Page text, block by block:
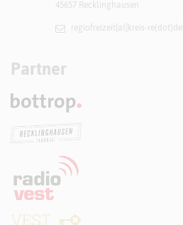
45657 Recklinghausen
regiofreizeit[at]​kreis-re(dot)de
Partner